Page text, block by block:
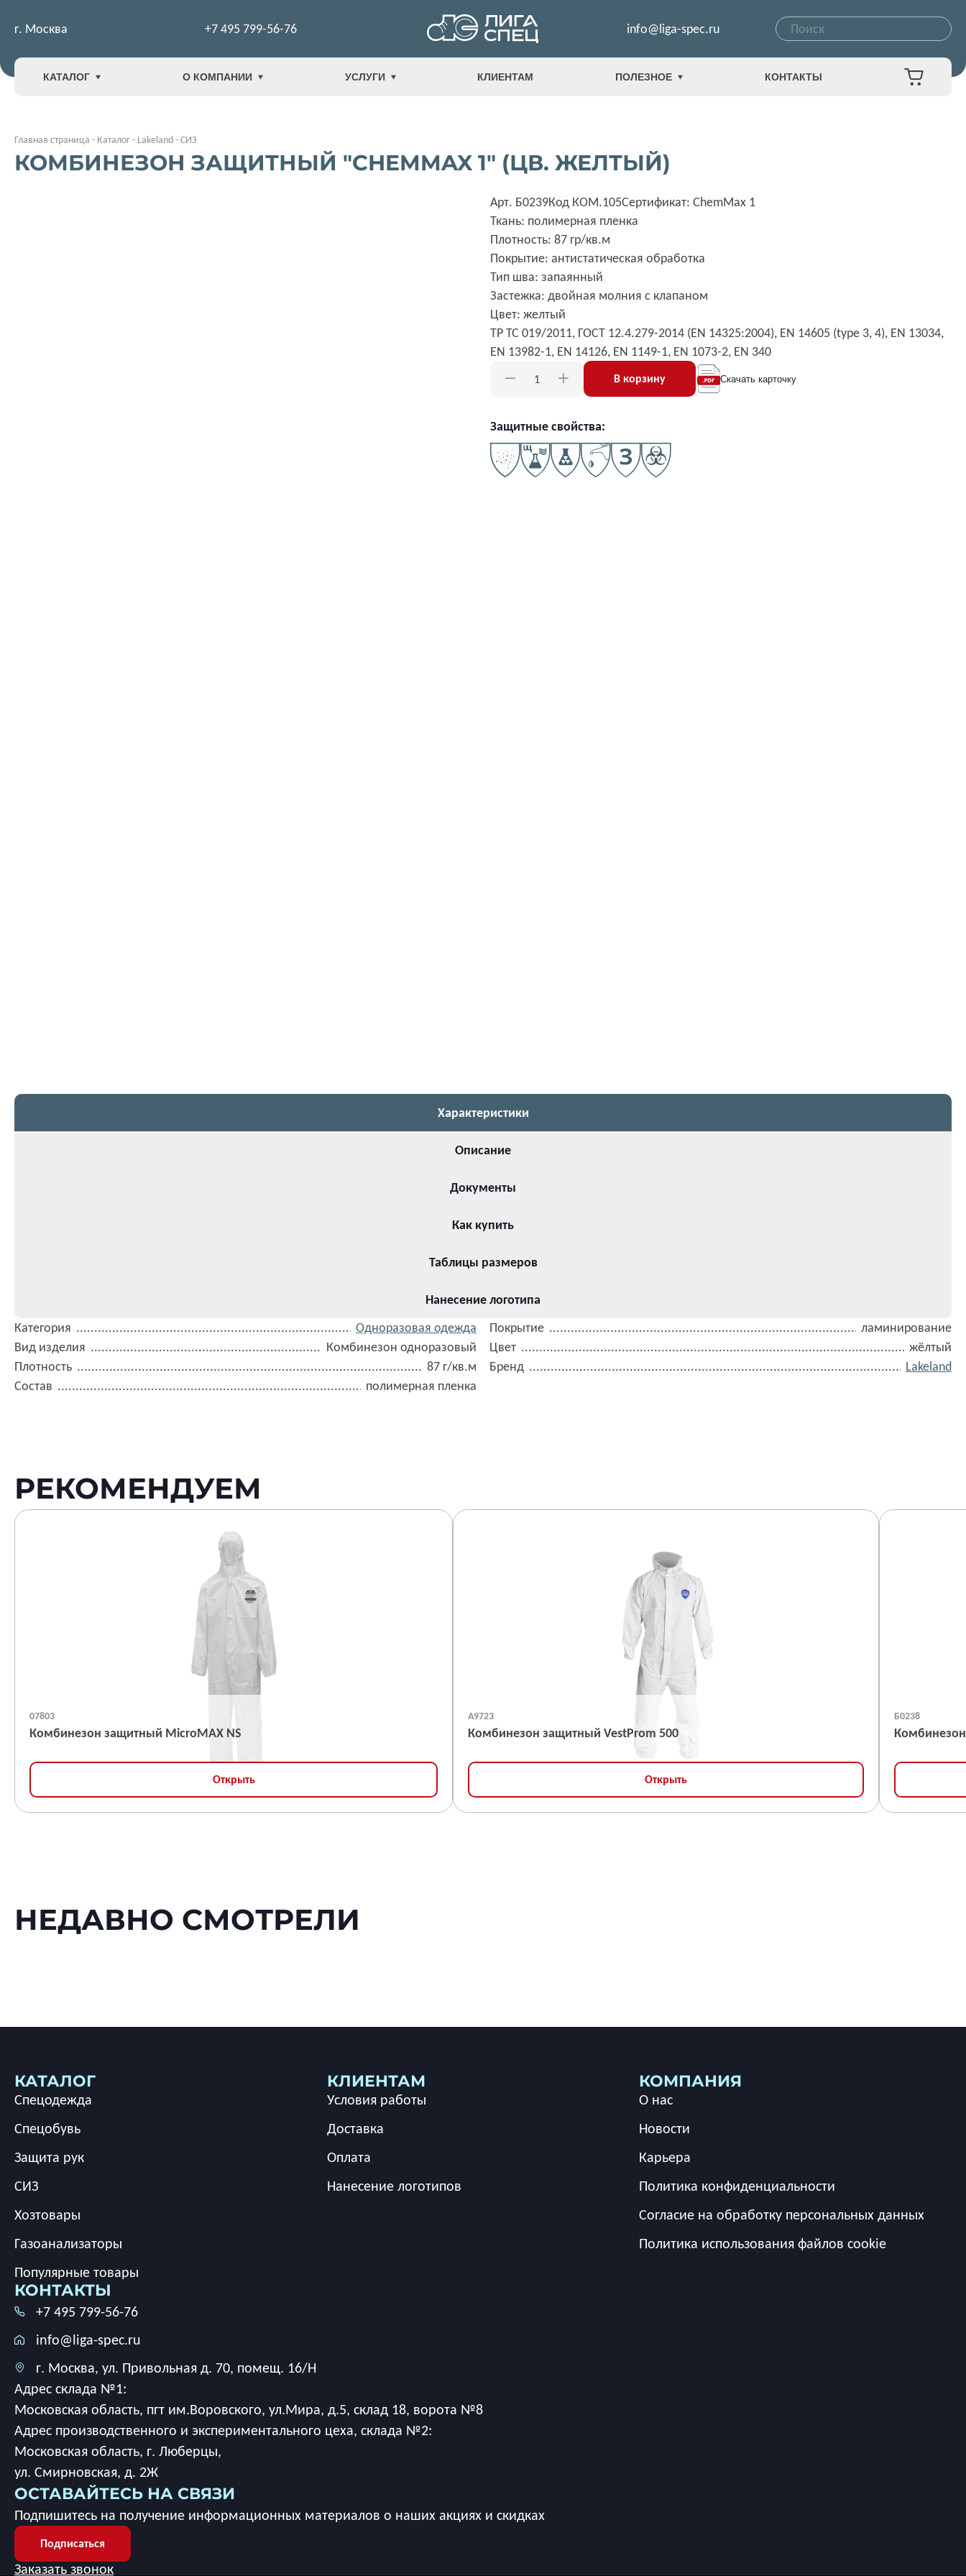
г. Москва +7 495 799-56-76 info@liga-spec.ru
КАТАЛОГ О КОМПАНИИ УСЛУГИ КЛИЕНТАМ ПОЛЕЗНОЕ КОНТАКТЫ
Главная страница - Каталог- Lakeland-СИЗ
КОМБИНЕЗОН ЗАЩИТНЫЙ "CHEMMAX 1" (ЦВ. ЖЕЛТЫЙ)
Арт. Б0239Код КОМ.105Сертификат: ChemMax 1
Ткань: полимерная пленка
Плотность: 87 гр/кв.м
Покрытие: антистатическая обработка
Тип шва: запаянный
Застежка: двойная молния с клапаном
Цвет: желтый
ТР ТС 019/2011, ГОСТ 12.4.279-2014 (EN 14325:2004), EN 14605 (type 3, 4), EN 13034,
EN 13982-1, EN 14126, EN 1149-1, EN 1073-2, EN 340
В корзину Скачать карточку
Защитные свойства:
Характеристики
Описание
Документы
Как купить
Таблицы размеров
Нанесение логотипа
Категория
Одноразовая одежда
Вид изделия
Комбинезон одноразовый
Плотность
87 г/кв.м
Состав
полимерная пленка
Покрытие
ламинирование
Цвет
жёлтый
Бренд
Lakeland
РЕКОМЕНДУЕМ
07803
Комбинезон защитный MicroMAX NS
Открыть
А9723
Комбинезон защитный VestProm 500
Открыть
Б0238
НЕДАВНО СМОТРЕЛИ
КАТАЛОГ
Спецодежда
Спецобувь
Защита рук
СИЗ
Хозтовары
Газоанализаторы
Популярные товары
КЛИЕНТАМ
Условия работы
Доставка
Оплата
Нанесение логотипов
КОМПАНИЯ
О нас
Новости
Карьера
Политика конфиденциальности
Согласие на обработку персональных данных
Политика использования файлов cookie
КОНТАКТЫ
+7 495 799-56-76
info@liga-spec.ru
г. Москва, ул. Привольная д. 70, помещ. 16/Н
Адрес склада №1:
Московская область, пгт им.Воровского, ул.Мира, д.5, склад 18, ворота №8
Адрес производственного и экспериментального цеха, склада №2:
Московская область, г. Люберцы,
ул. Смирновская, д. 2Ж
ОСТАВАЙТЕСЬ НА СВЯЗИ
Подпишитесь на получение информационных материалов о наших акциях и скидках
Подписаться
Заказать звонок